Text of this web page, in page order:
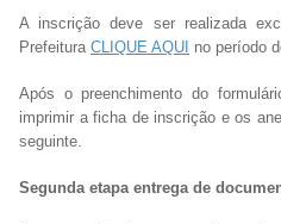
A inscrição deve ser realizada
Prefeitura CLIQUE AQUI no período
Após o preenchimento do
imprimir a ficha de inscrição e os
seguinte.
Segunda etapa entrega de